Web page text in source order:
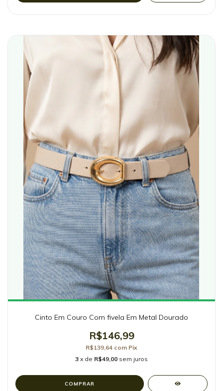
Cinto Em Couro Com fivela Em Metal Dourado
R$146,99
R$139,64 com Pix
3 x de R$49,00 sem juros
COMPRAR